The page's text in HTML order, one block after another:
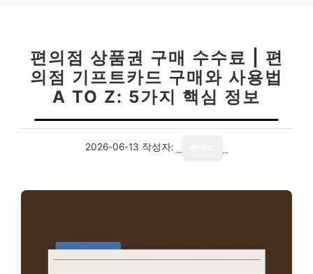
편의점 상품권 구매 수수료 | 편
의점 기프트카드 구매와 사용법
A TO Z: 5가지 핵심 정보
2026-06-13 작성자: